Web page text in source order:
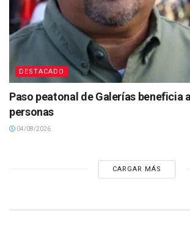
DESTACADO
Paso peatonal de Galerías beneficia
personas
04/08/2026
CARGAR MÁS